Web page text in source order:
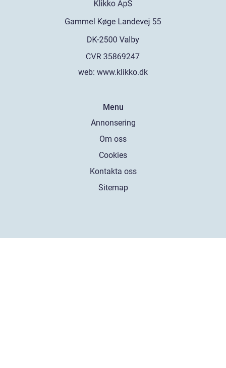
web: www.klikko.dk
Menu
Annonsering
Om oss
Cookies
Kontakta oss
Sitemap